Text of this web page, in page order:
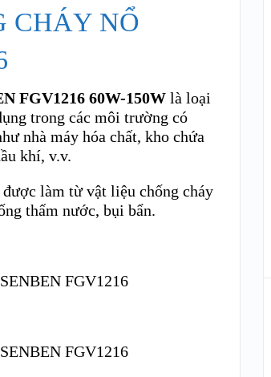
CHÁY NỔ
FGV1216 60W-150W là loại
trong các môi trường có
nhà máy hóa chất, kho chứa
khí, v.v.
làm từ vật liệu chống cháy
thấm nước, bụi bẩn.